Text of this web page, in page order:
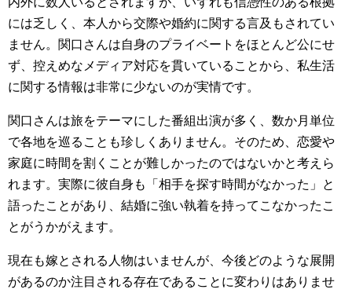
には乏しく、本人から交際や婚約に関する言及もされてい
ません。関口さんは自身のプライベートをほとんど公にせ
ず、控えめなメディア対応を貫いていることから、私生活
に関する情報は非常に少ないのが実情です。
関口さんは旅をテーマにした番組出演が多く、数か月単位
で各地を巡ることも珍しくありません。そのため、恋愛や
家庭に時間を割くことが難しかったのではないかと考えら
れます。実際に彼自身も「相手を探す時間がなかった」と
語ったことがあり、結婚に強い執着を持ってこなかったこ
とがうかがえます。
現在も嫁とされる人物はいませんが、今後どのような展開
があるのか注目される存在であることに変わりはありませ